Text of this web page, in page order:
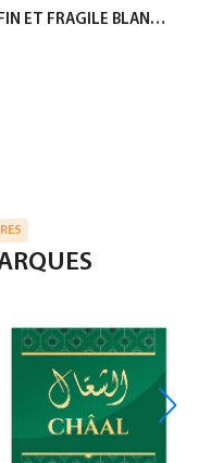
LILAS SHAMP EXT FEM FIN ET FRAGILE BLANC 350ML